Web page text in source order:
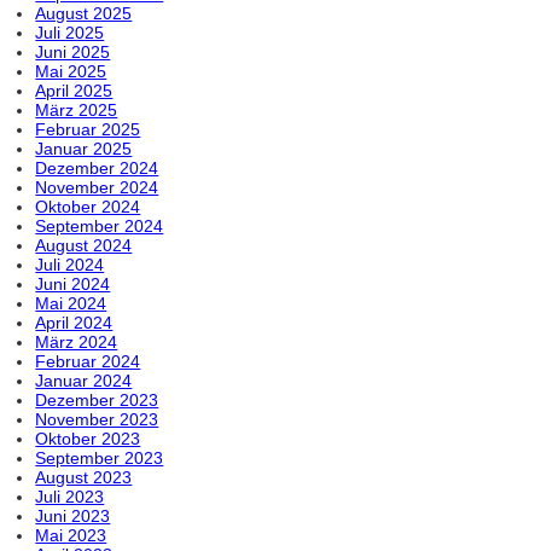
August 2025
Juli 2025
Juni 2025
Mai 2025
April 2025
März 2025
Februar 2025
Januar 2025
Dezember 2024
November 2024
Oktober 2024
September 2024
August 2024
Juli 2024
Juni 2024
Mai 2024
April 2024
März 2024
Februar 2024
Januar 2024
Dezember 2023
November 2023
Oktober 2023
September 2023
August 2023
Juli 2023
Juni 2023
Mai 2023